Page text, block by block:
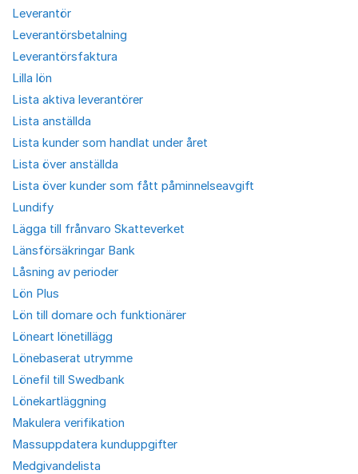
Leverantör
Leverantörsbetalning
Leverantörsfaktura
Lilla lön
Lista aktiva leverantörer
Lista anställda
Lista kunder som handlat under året
Lista över anställda
Lista över kunder som fått påminnelseavgift
Lundify
Lägga till frånvaro Skatteverket
Länsförsäkringar Bank
Låsning av perioder
Lön Plus
Lön till domare och funktionärer
Löneart lönetillägg
Lönebaserat utrymme
Lönefil till Swedbank
Lönekartläggning
Makulera verifikation
Massuppdatera kunduppgifter
Medgivandelista